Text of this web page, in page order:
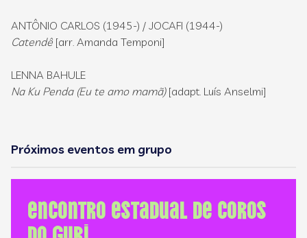
ANTÔNIO CARLOS (1945-) / JOCAFI (1944-)
Catendê [arr. Amanda Temponi]
LENNA BAHULE
Na Ku Penda (Eu te amo mamã) [adapt. Luís Anselmi]
Próximos eventos em grupo
Encontro Estadual de Coros